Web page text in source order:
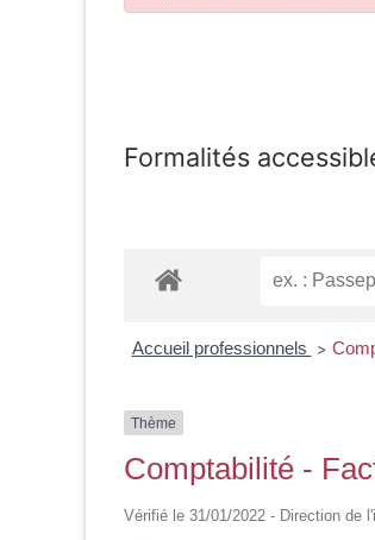
Formalités
Accueil professionnels >
Thème
Comptabilité -
Vérifié le 31/01/2022 - Direction de